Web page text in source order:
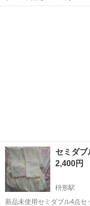
セミダブ
2,400円
枡形駅
新品未使用セミダブル4点セ